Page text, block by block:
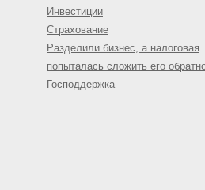
Инвестиции
Страхование
Разделили бизнес, а налоговая
попыталась сложить его
Господдержка